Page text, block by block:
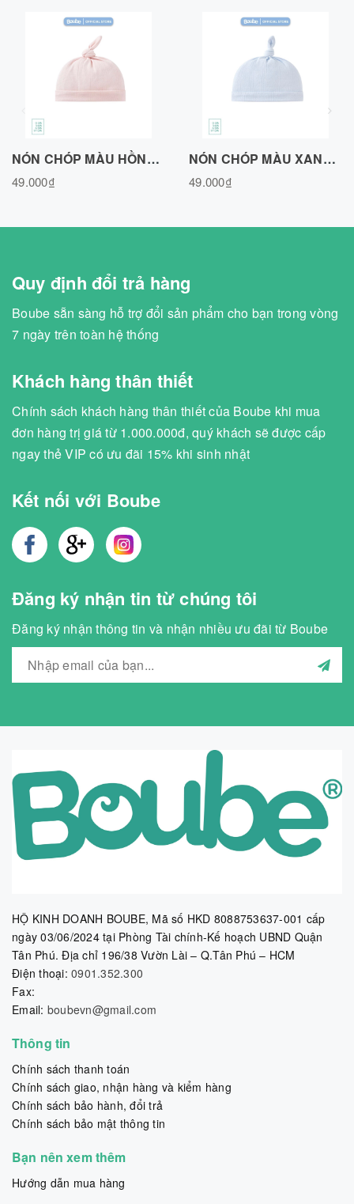
NÓN CHÓP MÀU HỒNG, VẢI COTTON AIR N020726PN
49.000₫
NÓN CHÓP MÀU XANH BIỂN, VẢI COTTON AIR N020726BLUE
49.000₫
Quy định đổi trả hàng
Boube sẵn sàng hỗ trợ đổi sản phẩm cho bạn trong vòng
7 ngày trên toàn hệ thống
Khách hàng thân thiết
Chính sách khách hàng thân thiết của Boube khi mua
đơn hàng trị giá từ 1.000.000đ, quý khách sẽ được cấp
ngay thẻ VIP có ưu đãi 15% khi sinh nhật
Kết nối với Boube
Đăng ký nhận tin từ chúng tôi
Đăng ký nhận thông tin và nhận nhiều ưu đãi từ Boube
HỘ KINH DOANH BOUBE, Mã số HKD 8088753637-001 cấp
ngày 03/06/2024 tại Phòng Tài chính-Kế hoạch UBND Quận
Tân Phú. Địa chỉ 196/38 Vườn Lài – Q.Tân Phú – HCM
Điện thoại: 0901.352.300
Fax:
Email: boubevn@gmail.com
Thông tin
Chính sách thanh toán
Chính sách giao, nhận hàng và kiểm hàng
Chính sách bảo hành, đổi trả
Chính sách bảo mật thông tin
Bạn nên xem thêm
Hướng dẫn mua hàng